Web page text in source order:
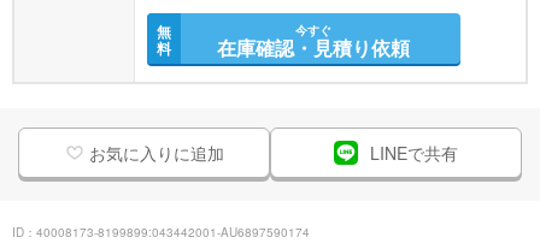
無
料
今すぐ
在庫確認・見積り依頼
お気に入りに追加 LINEで共有
ID：40008173-8199899:043442001-AU6897590174